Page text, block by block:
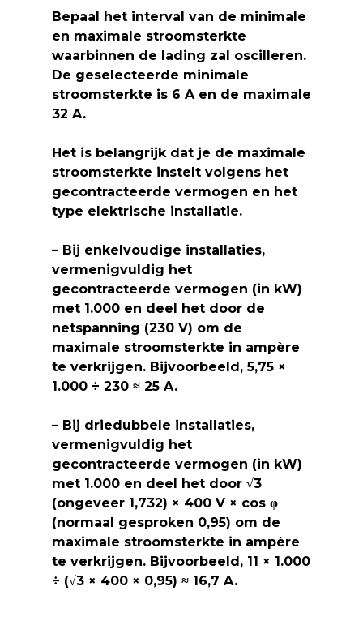
Bepaal het interval van de minimale
en maximale stroomsterkte
waarbinnen de lading zal oscilleren.
De geselecteerde minimale
stroomsterkte is 6 Aen de maximale
32 A.
Het is belangrijk dat je de maximale
stroomsterkte instelt volgens het
gecontracteerde vermogen en het
type elektrische installatie.
– Bij enkelvoudige installaties,
vermenigvuldig het
gecontracteerde vermogen (in kW)
met 1.000 en deel het door de
netspanning (230 V) om de
maximale stroomsterkte in ampère
te verkrijgen. Bijvoorbeeld, 5,75 ×
1.000 ÷ 230 ≈ 25 A.
– Bij driedubbele installaties,
vermenigvuldig het
gecontracteerde vermogen (in kW)
met 1.000 en deel het door √3
(ongeveer 1,732) × 400 V × cos φ
(normaal gesproken 0,95) om de
maximale stroomsterkte in ampère
te verkrijgen. Bijvoorbeeld, 11 × 1.000
÷ (√3 × 400 × 0,95) ≈ 16,7 A.